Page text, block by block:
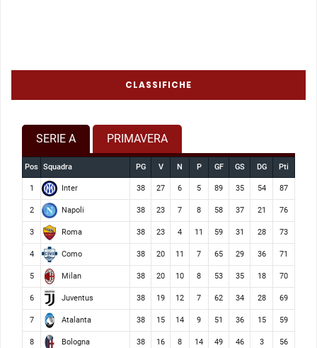
CLASSIFICHE
SERIE A PRIMAVERA
Pos Squadra PG V N P GF GS DG Pti
1 Inter 38 27 6 5 89 35 54 87
2 Napoli 38 23 7 8 58 37 21 76
3 Roma 38 23 4 11 59 31 28 73
4 Como 38 20 11 7 65 29 36 71
5 Milan 38 20 10 8 53 35 18 70
6 Juventus 38 19 12 7 62 34 28 69
7 Atalanta 38 15 14 9 51 36 15 59
8 Bologna 38 16 8 14 49 46 3 56